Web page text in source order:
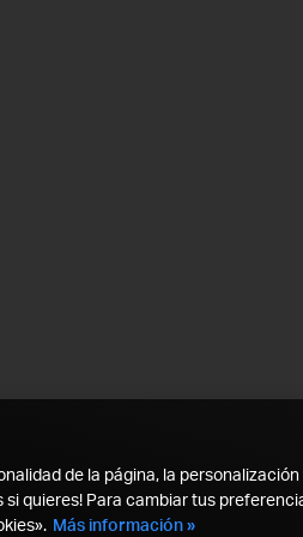
de la página, la
si quieres! Para cambiar tus
Más información »